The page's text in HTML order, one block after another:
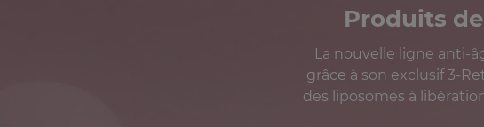
Produits
La nouvelle ligne anti-
grâce à son exclusif 3-
des liposomes à